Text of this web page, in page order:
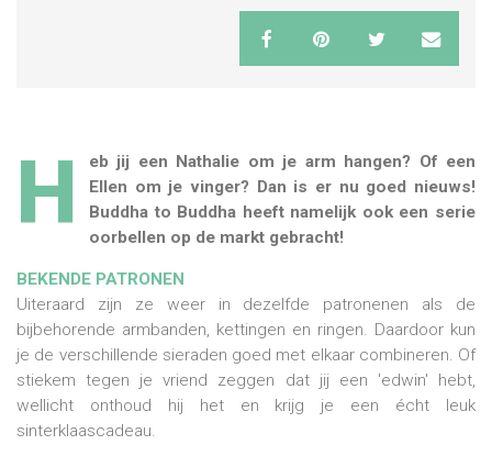
H
eb jij een Nathalie om je arm hangen? Of een
Ellen om je vinger? Dan is er nu goed nieuws!
Buddha to Buddha heeft namelijk ook een serie
oorbellen op de markt gebracht!
BEKENDE PATRONEN
Uiteraard zijn ze weer in dezelfde patronenen als de
bijbehorende armbanden, kettingen en ringen. Daardoor kun
je de verschillende sieraden goed met elkaar combineren. Of
stiekem tegen je vriend zeggen dat jij een 'edwin' hebt,
wellicht onthoud hij het en krijg je een écht leuk
sinterklaascadeau.